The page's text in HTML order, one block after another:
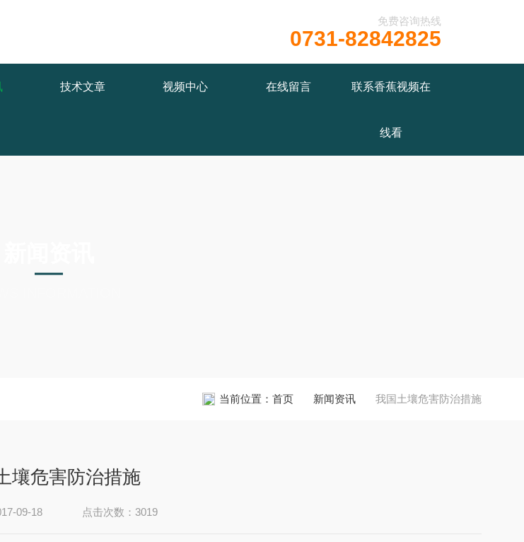
免费咨询热线
0731-82842825
技术文章 视频中心 在线留言 联系香蕉视频在
线看
当前位置： 首页 新闻资讯 我国土壤危害防治措施
壤危害防治措施
09-18 点击次数：3019